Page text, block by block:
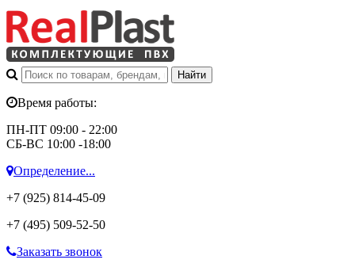
Время работы:
ПН-ПТ 09:00 - 22:00
СБ-ВС 10:00 -18:00
Определение...
+7 (925) 814-45-09
+7 (495) 509-52-50
Заказать звонок